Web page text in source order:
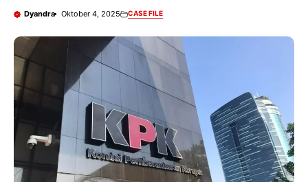
Dyandra Oktober 4, 2025 CASE FILE